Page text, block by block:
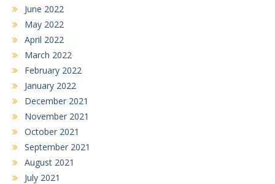
June 2022
May 2022
April 2022
March 2022
February 2022
January 2022
December 2021
November 2021
October 2021
September 2021
August 2021
July 2021